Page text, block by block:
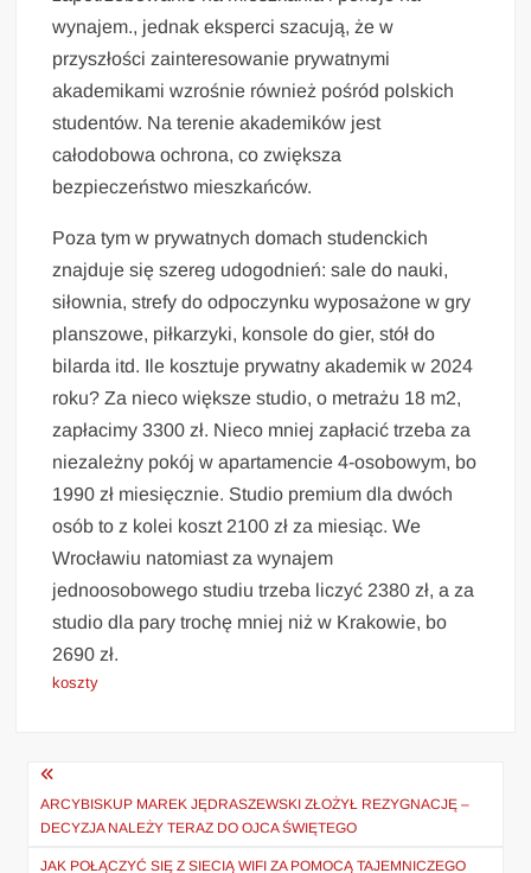
wynajem., jednak eksperci szacują, że w
przyszłości zainteresowanie prywatnymi
akademikami wzrośnie również pośród polskich
studentów. Na terenie akademików jest
całodobowa ochrona, co zwiększa
bezpieczeństwo mieszkańców.
Poza tym w prywatnych domach studenckich
znajduje się szereg udogodnień: sale do nauki,
siłownia, strefy do odpoczynku wyposażone w gry
planszowe, piłkarzyki, konsole do gier, stół do
bilarda itd. Ile kosztuje prywatny akademik w 2024
roku? Za nieco większe studio, o metrażu 18 m2,
zapłacimy 3300 zł. Nieco mniej zapłacić trzeba za
niezależny pokój w apartamencie 4-osobowym, bo
1990 zł miesięcznie. Studio premium dla dwóch
osób to z kolei koszt 2100 zł za miesiąc. We
Wrocławiu natomiast za wynajem
jednoosobowego studiu trzeba liczyć 2380 zł, a za
studio dla pary trochę mniej niż w Krakowie, bo
2690 zł.
koszty
Nawigacja
wpisu
ARCYBISKUP MAREK JĘDRASZEWSKI ZŁOŻYŁ REZYGNACJĘ –
DECYZJA NALEŻY TERAZ DO OJCA ŚWIĘTEGO
JAK POŁĄCZYĆ SIĘ Z SIECIĄ WIFI ZA POMOCĄ TAJEMNICZEGO